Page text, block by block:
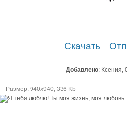
Скачать
Добавлено: Ксения,
Размер: 940х940, 336 Kb